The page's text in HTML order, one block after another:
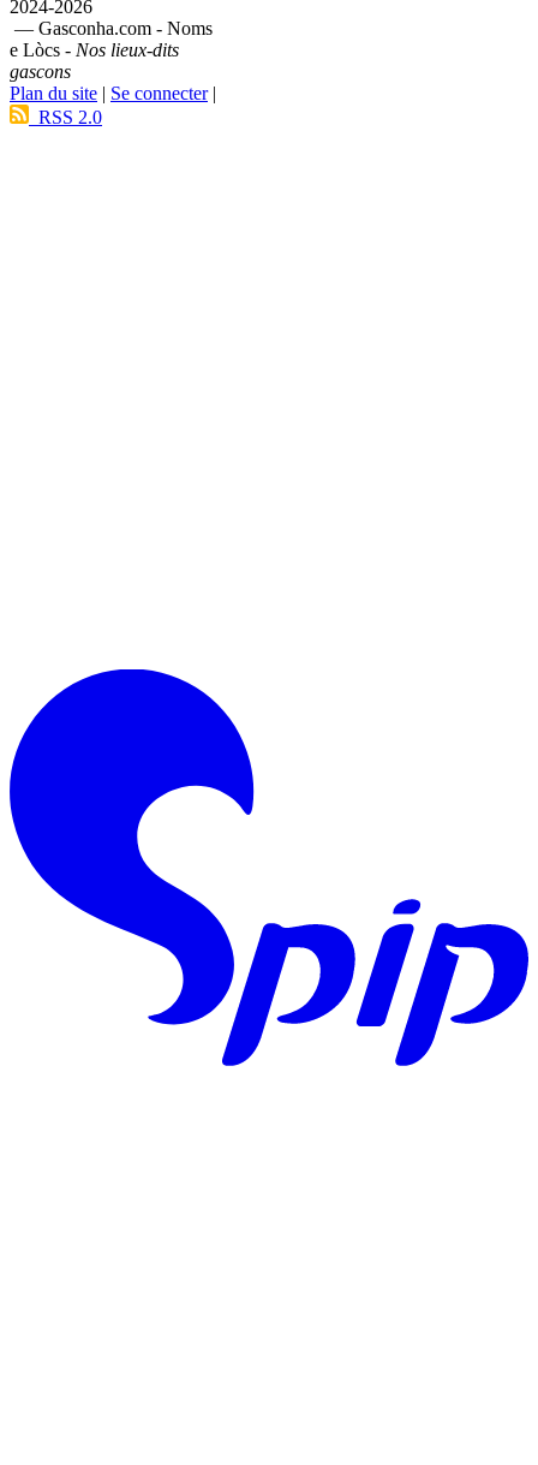
2024-2026
— Gasconha.com - Noms
e Lòcs - Nos lieux-dits
gascons
Plan du site | Se connecter|
RSS 2.0